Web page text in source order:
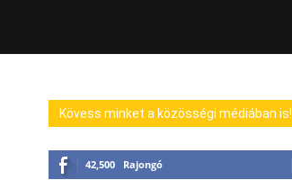
Kövess minket a közösségi médiában is!
42,500 Rajongó